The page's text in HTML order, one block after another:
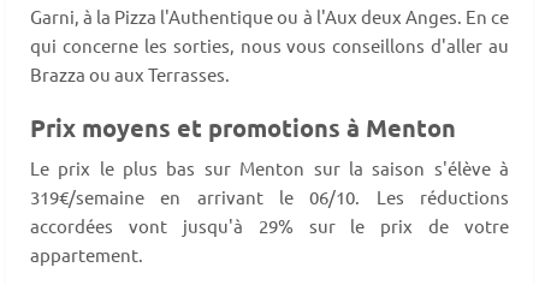
Garni, à la Pizza l'Authentique ou à l'Aux deux Anges. En ce
qui concerne les sorties, nous vous conseillons d'aller au
Brazza ou aux Terrasses.
Prix moyens et promotions à Menton
Le prix le plus bas sur Menton sur la saison s'élève à
319€/semaine en arrivant le 06/10. Les réductions
accordées vont jusqu'à 29% sur le prix de votre
appartement.